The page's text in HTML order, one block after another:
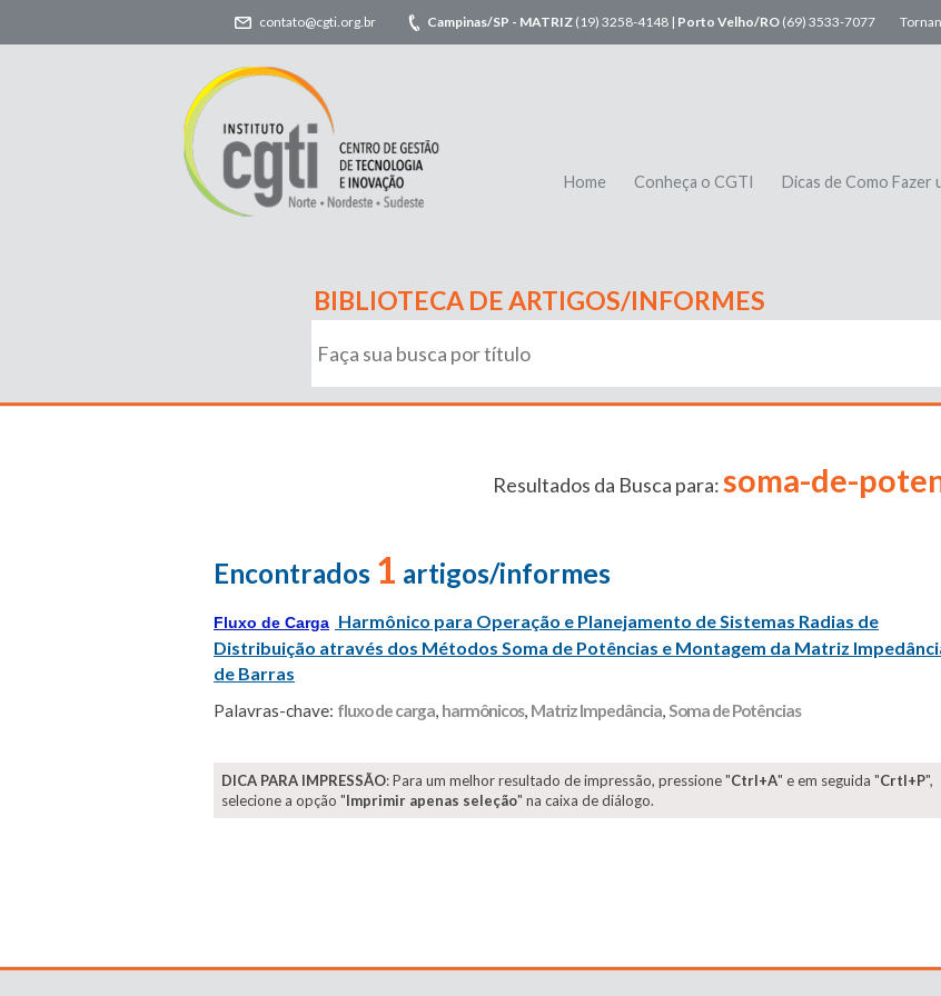
contato@cgti.org.br Campinas/SP - MATRIZ (19) 3258-4148 | Porto Velho/RO (69) 3533-7077
Home Conheça o CGTI Dicas de Como Fazer
BIBLIOTECA DE ARTIGOS/INFORMES
Resultados da Busca para:soma-de-
Encontrados 1 artigos/informes
Fluxo de Carga Harmônico para Operação e Planejamento de Sistemas Radias de
Distribuição através dos Métodos Soma de Potências e Montagem da Matriz
de Barras
Palavras-chave: fluxo de carga, harmônicos, Matriz Impedância,Soma de Potências
DICA PARA IMPRESSÃO: Para um melhor resultado de impressão, pressione "Ctrl+A" e em seguida "Crtl+P",
selecione a opção "Imprimir apenas seleção" na caixa de diálogo.